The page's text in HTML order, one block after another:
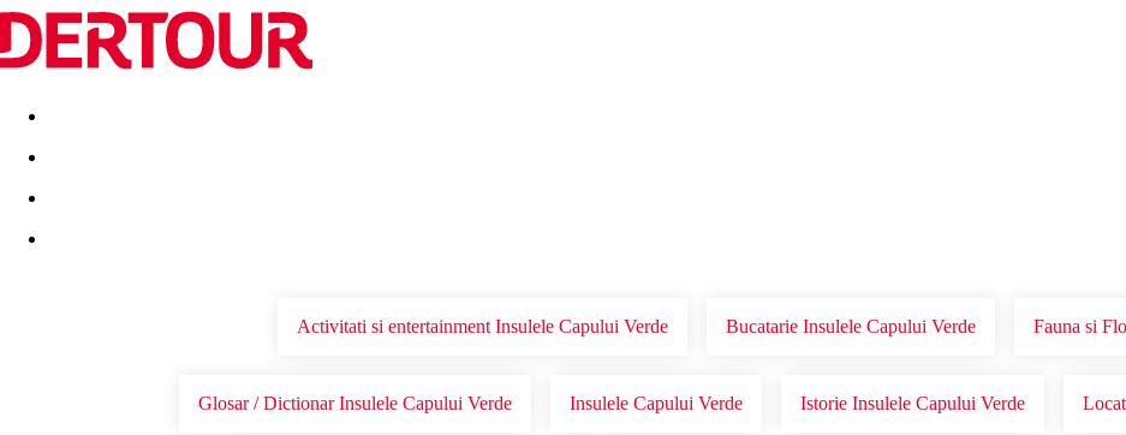
Destinatii Vacanta perfecta OFERTE DE NERATAT
Activitati si entertainment Insulele Capului Verde Bucatarie Insulele Capului Verde Fauna si
Glosar / Dictionar Insulele Capului Verde Insulele Capului Verde Istorie Insulele Capului Verde